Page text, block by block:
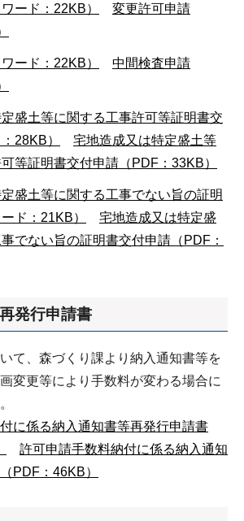
ワード：22KB）
変更許可申請
ワード：22KB）
中間検査申請
盛土等に関する工事許可等証明書交
28KB）
宅地造成又は特定盛土等
等証明書交付申請 （PDF：33KB）
盛土等に関する工事でない旨の証明
ード：21KB）
宅地造成又は特定盛
でない旨の証明書交付申請 （PDF：
発行申請書
て、森づくり課より納入通知書等を
変更等により手数料が変わる場合に
に係る納入通知書等再発行申請書
許可申請手数料納付に係る納入通知
（PDF：46KB）